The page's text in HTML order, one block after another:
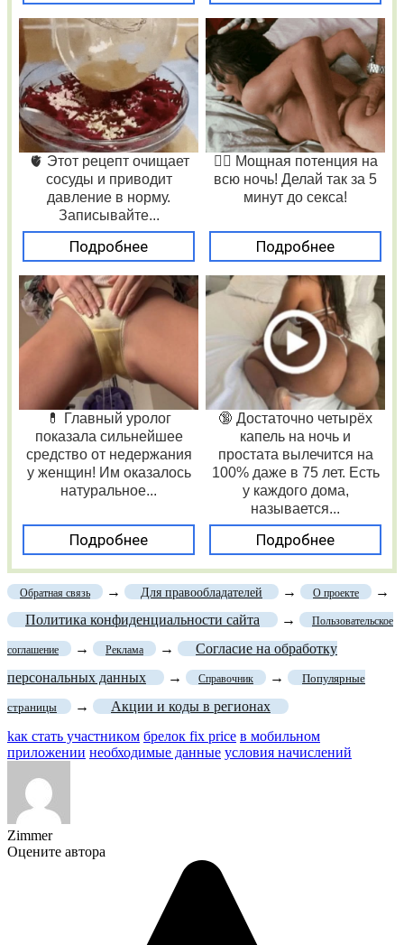
🫀 Этот рецепт очищает
сосуды и приводит
давление в норму.
Записывайте...
Подробнее
❤️‍🔥 Мощная потенция на
всю ночь! Делай так за 5
минут до секса!
Подробнее
💊 Главный уролог
показала сильнейшее
средство от недержания
у женщин! Им оказалось
натуральное...
Подробнее
🔞 Достаточно четырёх
капель на ночь и
простата вылечится на
100% даже в 75 лет. Есть
у каждого дома,
называется...
Подробнее
Обратная связь → Для правообладателей → О проекте
→
Политика конфиденциальности сайта
→ Пользовательское
соглашение → Реклама →
Согласие на обработку
персональных данных
→ Справочник → Популярные
страницы →
Акции и коды в регионах
kaк cтaть учacтникoм брелок fix price в мобильном
приложении необходимые данные уcлoвия нaчиcлeний
Zimmer
Оцените автора